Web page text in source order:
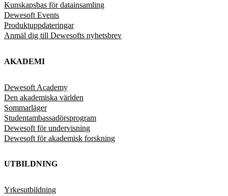
Kunskapsbas för datainsamling
Dewesoft Events
Produktuppdateringar
Anmäl dig till Dewesofts nyhetsbrev
AKADEMI
Dewesoft Academy
Den akademiska världen
Sommarläger
Studentambassadörsprogram
Dewesoft för undervisning
Dewesoft för akademisk forskning
UTBILDNING
Yrkesutbildning